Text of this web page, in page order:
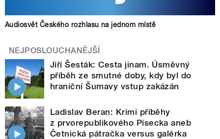
Audiosvět Českého rozhlasu na jednom místě
NEJPOSLOUCHANĚJŠÍ
Jiří Šesták: Cesta jinam. Úsměvný
příběh ze smutné doby, kdy byl do
hraniční Šumavy vstup zakázán
Ladislav Beran: Krimi příběhy
z prvorepublikového Písecka aneb
Četnická pátračka versus galérka